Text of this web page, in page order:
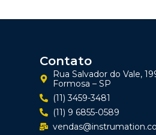
Contato
Rua Salvador do Vale,
Formosa – SP
(11) 3459-3481
(11) 9 6855-0589